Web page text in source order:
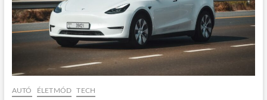
AUTÓ ÉLETMÓD TECH